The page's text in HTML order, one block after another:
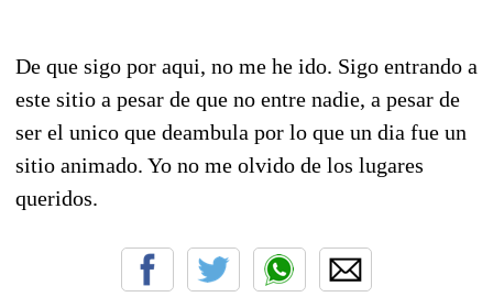
De que sigo por aqui, no me he ido. Sigo entrando a
este sitio a pesar de que no entre nadie, a pesar de
ser el unico que deambula por lo que un dia fue un
sitio animado. Yo no me olvido de los lugares
queridos.